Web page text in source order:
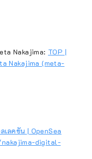
Nakajima: TOP |
Nakajima (meta-
ลคชัน | OpenSea
digital-